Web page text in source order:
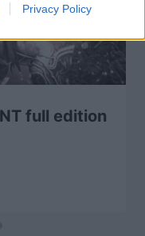
Privacy Policy
full edition